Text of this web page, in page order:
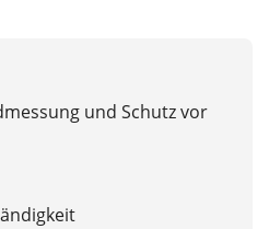
und Schutz vor